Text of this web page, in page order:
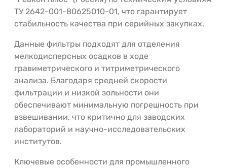
ТУ 2642-001-80625010-01, что гарантирует
стабильность качества при серийных закупках.
Данные фильтры подходят для отделения
мелкодисперсных осадков в ходе
гравиметрического и титриметрического
анализа. Благодаря средней скорости
фильтрации и низкой зольности они
обеспечивают минимальную погрешность при
взвешивании, что критично для заводских
лабораторий и научно-исследовательских
институтов.
Ключевые особенности для промышленного